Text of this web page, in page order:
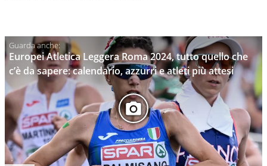
Europei Atletica Leggera Roma 2024, tutto quello che
c’è da sapere: calendario, azzurri e atleti più attesi